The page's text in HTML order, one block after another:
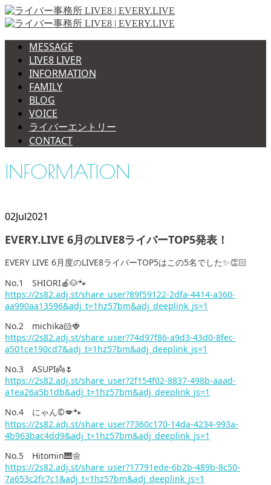
MESSAGE
LIVE8 LIVER
INFORMATION
FAMILY
BLOG
VOICE
ライバーエントリー
CONTACT
INFORMATION
02Jul2021
EVERY.LIVE 6月のLIVE8ライバーTOP5発表！
EVERY LIVE 6月度のLIVE8ライバーTOP5はこの5名でした✨👏🏻
No.1 SHIORI🍎🐶🐾
https://2s82.adj.st/share_user?89f59122-2dfa-4414-a360-
aa990aa13596&adj_t=1hz57bm&adj_deeplink_js=1
No.2 michika🐹🍓
https://2s82.adj.st/share_user?74d97f86-a9d3-43d0-8fec-
a501ce190cd7&adj_t=1hz57bm&adj_deeplink_js=1
No.3 ASUPI👼🌷
https://2s82.adj.st/share_user?2f154f02-8837-498b-aaad-
a1ea26a5b1db&adj_t=1hz57bm&adj_deeplink_js=1
No.4 にゃん©️💋🐾
https://2s82.adj.st/share_user?7360c170-14da-4234-993a-
4b963bac4dd9&adj_t=1hz57bm&adj_deeplink_js=1
No.5 Hitomin🎹🌼
https://2s82.adj.st/share_user?17791ede-6b2b-489b-8c50-
7a653c2fc7c1&adj_t=1hz57bm&adj_deeplink_js=1